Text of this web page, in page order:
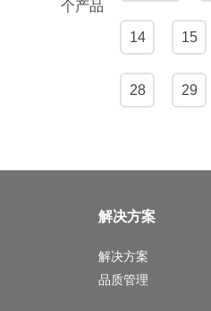
个产品
14 15
28 29
解决方案
解决方案
品质管理